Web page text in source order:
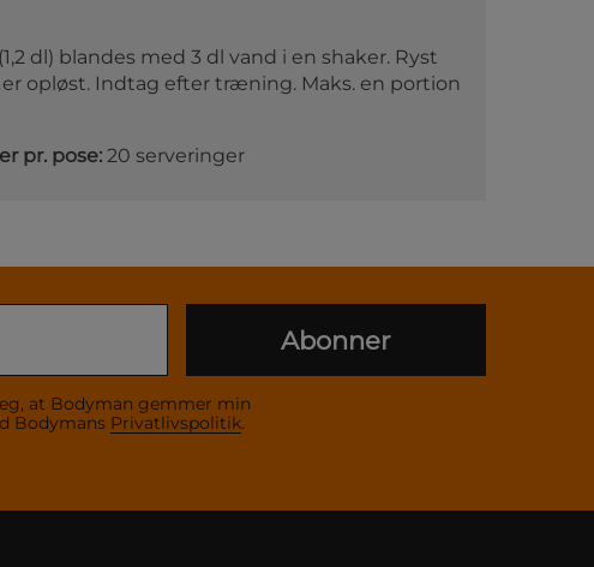
dl) blandes med 3 dl vand i en shaker. Ryst
opløst. Indtag efter træning. Maks. en portion
pr. pose: 20 serveringer
at Bodyman gemmer min
Bodymans Privatlivspolitik.
Abonner